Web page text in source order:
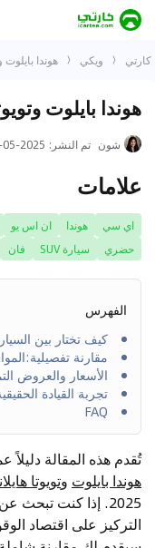
كارتي ويكي هوندا بايلوت
هوندا بايلوت
شون تم النشر :
2025-05-06
علامات
اي سي هوندا ان اس يو
حضري
سيارة SUV فان
الفهرس
كيف تختار بين
مقارنة
الأسعار والعروض
تجربة القيادة
FAQ
تُقدم هذه المقالة دليلاً
هوندا بايلوت وتويوتا
2025. إذا كنت
التركيز على اقتصاد